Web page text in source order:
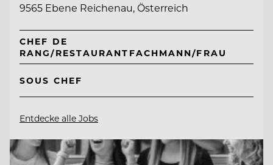
9565 Ebene Reichenau, Österreich
CHEF DE
RANG/RESTAURANTFACHMANN/FRAU
SOUS CHEF
Entdecke alle Jobs